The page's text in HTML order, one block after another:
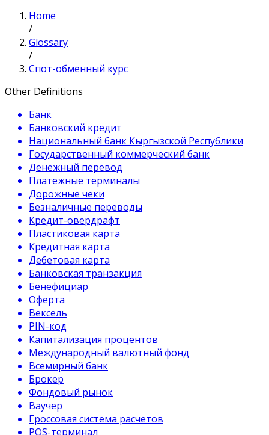
Home
/
Glossary
/
Спот-обменный курс
Other Definitions
Банк
Банковский кредит
Национальный банк Кыргызской Республики
Государственный коммерческий банк
Денежный перевод
Платежные терминалы
Дорожные чеки
Безналичные переводы
Кредит-овердрафт
Пластиковая карта
Кредитная карта
Дебетовая карта
Банковская транзакция
Бенефициар
Оферта
Вексель
PIN-код
Капитализация процентов
Международный валютный фонд
Всемирный банк
Брокер
Фондовый рынок
Ваучер
Гроссовая система расчетов
POS-терминал